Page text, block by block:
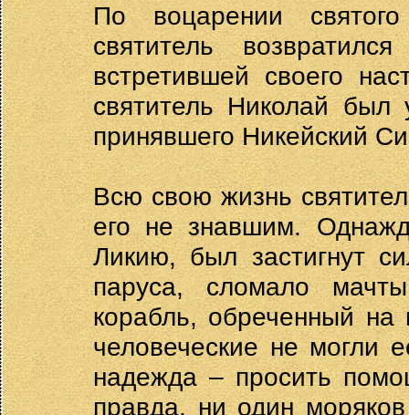
По воцарении святого
святитель
встретившей своего
святитель Николай был
принявшего Никейский
Всю свою жизнь
его не знавшим.
Ликию, был застигнут
паруса, сломало
корабль, обреченный
человеческие не могли
надежда – просить
правда, ни один